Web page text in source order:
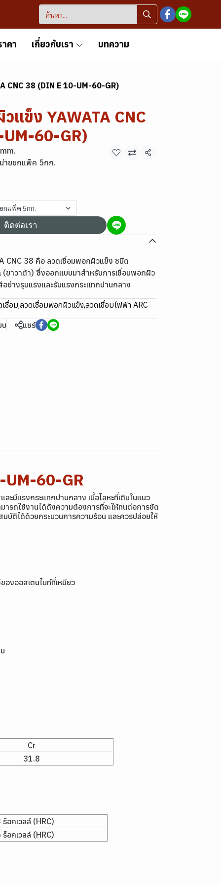
คา เกี่ยวกับเรา บทความ
CNC 38 (DIN E 10-UM-60-GR)
แข็ง YAWATA CNC
60-GR)
ายยกแพ็ค 5กก.
แชร์
กแพ็ค 5กก.
ติดต่อเรา
CNC 38 คือ ลวดเชื่อมพอกผิวแข็ง ชนิด
(ยาวาต้า) ซึ่งออกแบบมาสำหรับการเชื่อมพอกผิว
ย่างรุนแรงและรับแรงกระแทกปานกลาง
ชื่อม,ลวดเชื่อมพอกผิวแข็ง,ลวดเชื่อมไฟฟ้า ARC
บ แชร์
UM-60-GR
ะมีแรงกระแทกปานกลาง เนื้อโลหะที่เติมในแนว
ารถใช้งานได้ดังความต้องการที่จะให้ทนต่อการขัด
บัติได้ด้วยกระบวนการความร้อน และควรปล่อยให้
องออสเตนไนท์ที่เหนียว
Cr
31.8
อคเวลล์ (HRC)
อคเวลล์ (HRC)